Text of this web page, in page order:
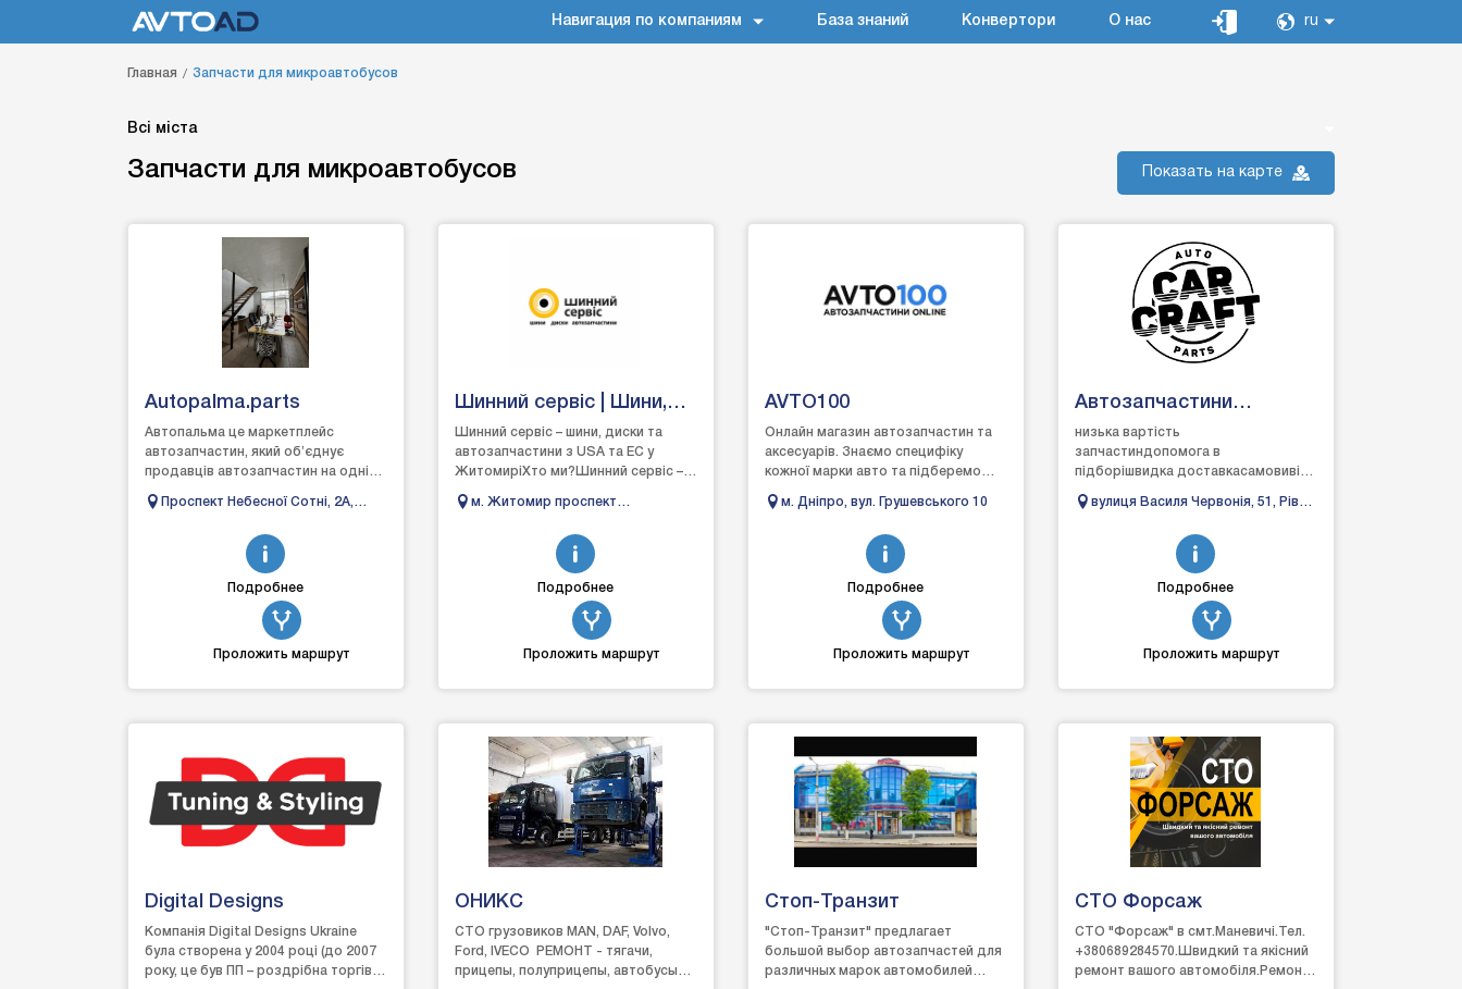
Навигация по компаниям База знаний Конвертори О нас ru
Главная Запчасти для микроавтобусов
Всі міста
Запчасти для микроавтобусов Показать на карте
Autopalma.parts
Автопальма це маркетплейс
автозапчастин, який об’єднує
продавців автозапчастин на одній
цей проєкт, щоб спростити по...
Проспект Небесної Сотні, 2А,
Подробнее
Проложить маршрут
Шинний сервіс | Шини,
диски, запчастини
Житомир
Шинний сервіс – шини, диски та
автозапчастини з USA та EC у
ЖитомиріХто ми?Шинний сервіс –
кожен автовласник зна...
м. Житомир проспект
Подробнее
Проложить маршрут
AVTO100
Онлайн магазин автозапчастин та
аксесуарів. Знаємо специфіку
кожної марки авто та підберемо
підійдуть. Швидка доставка,...
м. Дніпро, вул. Грушевського 10
Подробнее
Проложить маршрут
Автозапчастини
CarCraft Рівне
низька вартість
запчастиндопомога в
підборішвидка доставкасамовивіз
пошук на сайті по
вулиця Василя Червонія, 51, Рівне,
Подробнее
Проложить маршрут
Digital Designs
Компанія Digital Designs Ukraine
була створена у 2004 році (до 2007
року, це був ПП – роздрібна торгівля
ОНИКС
СТО грузовиков MAN, DAF, Volvo,
Ford, IVECO РЕМОНТ - тягачи,
прицепы, полуприцепы, автобусыВ
Стоп-Транзит
"Стоп-Транзит" предлагает
большой выбор автозапчастей для
различных марок автомобилей
СТО Форсаж
СТО "Форсаж" в смт.Маневичі.Тел.
+380689284570.Швидкий та якісний
ремонт вашого автомобіля.Ремонт